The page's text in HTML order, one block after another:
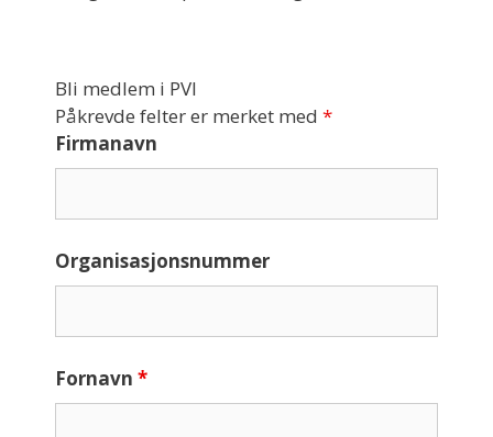
Bli medlem i PVI
Påkrevde felter er merket med *
Firmanavn
Organisasjonsnummer
Fornavn *